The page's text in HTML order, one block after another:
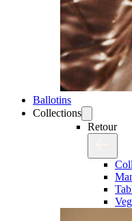
Ballotins
Collections
Retour